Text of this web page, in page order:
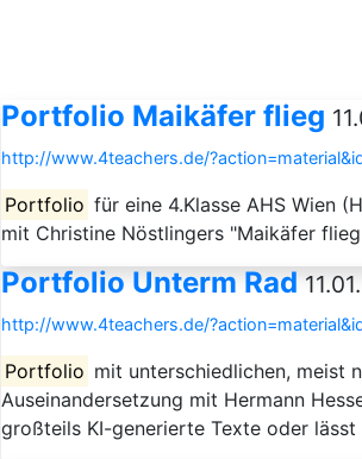
Portfolio Maikäfer flieg
http://www.4teachers.de/
Portfolio für eine 4.Klasse AHS Wien
mit Christine Nöstlingers "Maikäfer
Portfolio Unterm Rad
http://www.4teachers.de/
Portfolio mit unterschiedlichen, meist
Auseinandersetzung mit Hermann
großteils KI-generierte Texte oder